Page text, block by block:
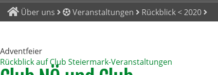
Über uns Veranstaltungen Rückblick < 2020
Adventfeier
Rückblick auf Club Steiermark-Veranstaltungen